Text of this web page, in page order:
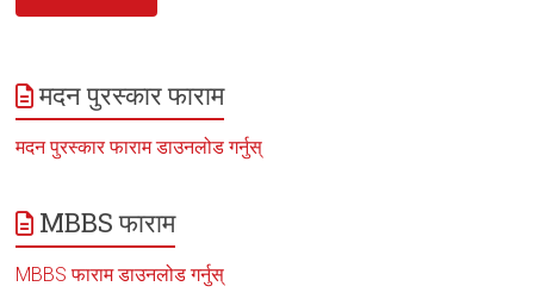
मदन पुरस्कार फाराम
मदन पुरस्कार फाराम डाउनलोड गर्नुस्
MBBS फाराम
MBBS फाराम डाउनलोड गर्नुस्